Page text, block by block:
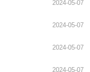
2024-05-07
2024-05-07
2024-05-07
2024-05-07